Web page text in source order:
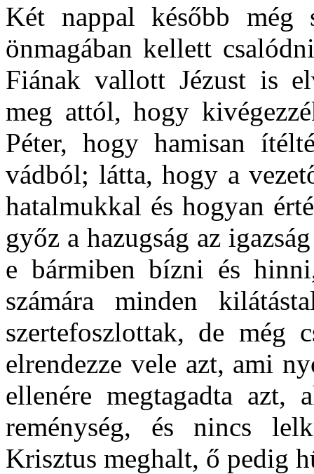
Két nappal később még
önmagában kellett
Fiának vallott Jézust is
meg attól, hogy
Péter, hogy hamisan
vádból; látta, hogy a
hatalmukkal és hogyan
győz a hazugság az
e bármiben bízni és
számára minden
szertefoszlottak, de még
elrendezze vele azt, ami
ellenére megtagadta azt,
reménység, és nincs
Krisztus meghalt, ő pedig